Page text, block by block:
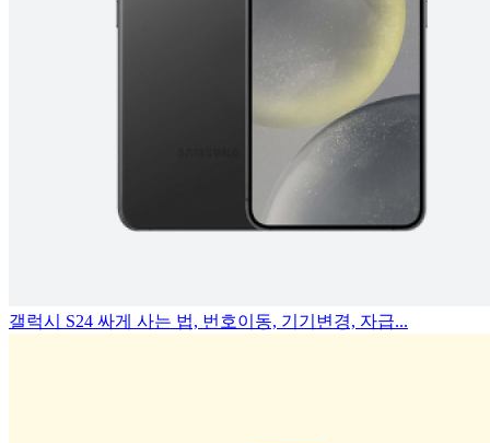
갤럭시 S24 싸게 사는 법, 번호이동, 기기변경, 자급...